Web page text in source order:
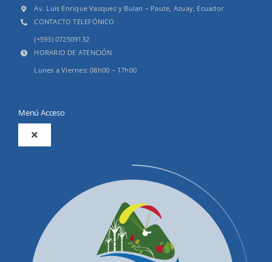
Av. Luis Enrique Vasquez y Bulan – Paute, Azuay, Ecuador
CONTACTO TELEFÓNICO
(+593) 072509132
HORARIO DE ATENCIÓN
Lunes a Viernes: 08h00 – 17h00
Menú Acceso
Toggle
Productos y Servicios
Convocatorias Precalificación